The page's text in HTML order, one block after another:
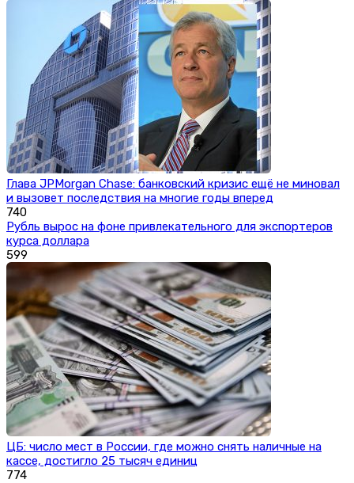
Глава JPMorgan Chase: банковский кризис ещё не миновал
и вызовет последствия на многие годы вперед
740
Рубль вырос на фоне привлекательного для экспортеров
курса доллара
599
ЦБ: число мест в России, где можно снять наличные на
кассе, достигло 25 тысяч единиц
774